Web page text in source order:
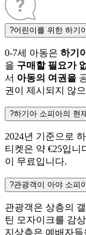
?어린이를 위한 하기
0-7세 아동은 하기
을 구매할 필요가
서 아동의 여권을
권이 제시되지 않
?하기아 소피아의 현
2024년 기준으로
티켓은 약 €25입니
이 무료입니다.
?관광객이 아야 소피
관광객은 상층의
틴 모자이크를 감
지상층은 예배자